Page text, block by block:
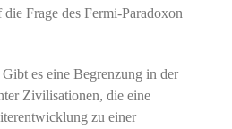
Frage des Fermi-Paradoxon
Gibt es eine Begrenzung in der
Zivilisationen, die eine
zu einer